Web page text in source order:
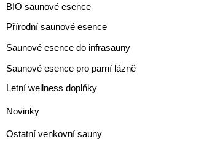
BIO saunové esence
Přírodní saunové esence
Saunové esence do infrasauny
Saunové esence pro parní lázně
Letní wellness doplňky
Novinky
Ostatní venkovní sauny